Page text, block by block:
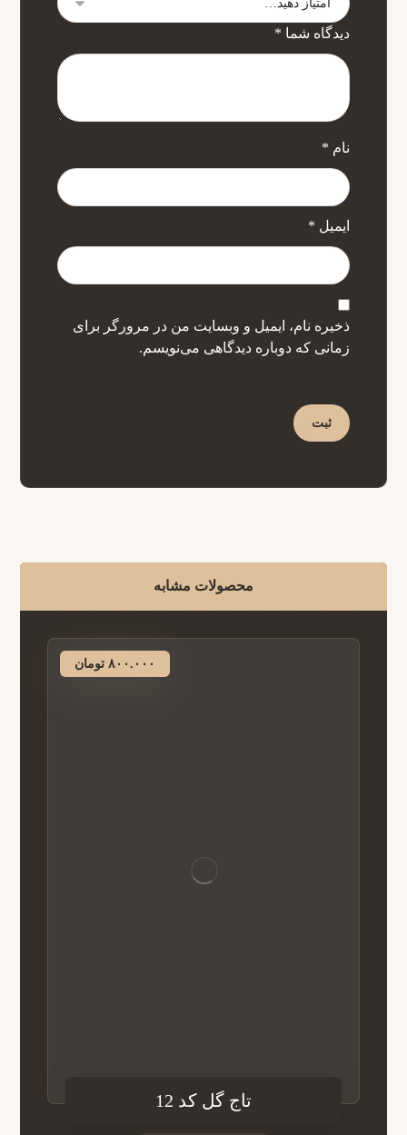
دیدگاه شما *
نام *
ایمیل *
ذخیره نام، ایمیل و وبسایت من در مرورگر برای
زمانی که دوباره دیدگاهی می‌نویسم.
محصولات مشابه
تاج گل کد 12
۸۰۰.۰۰۰ تومان